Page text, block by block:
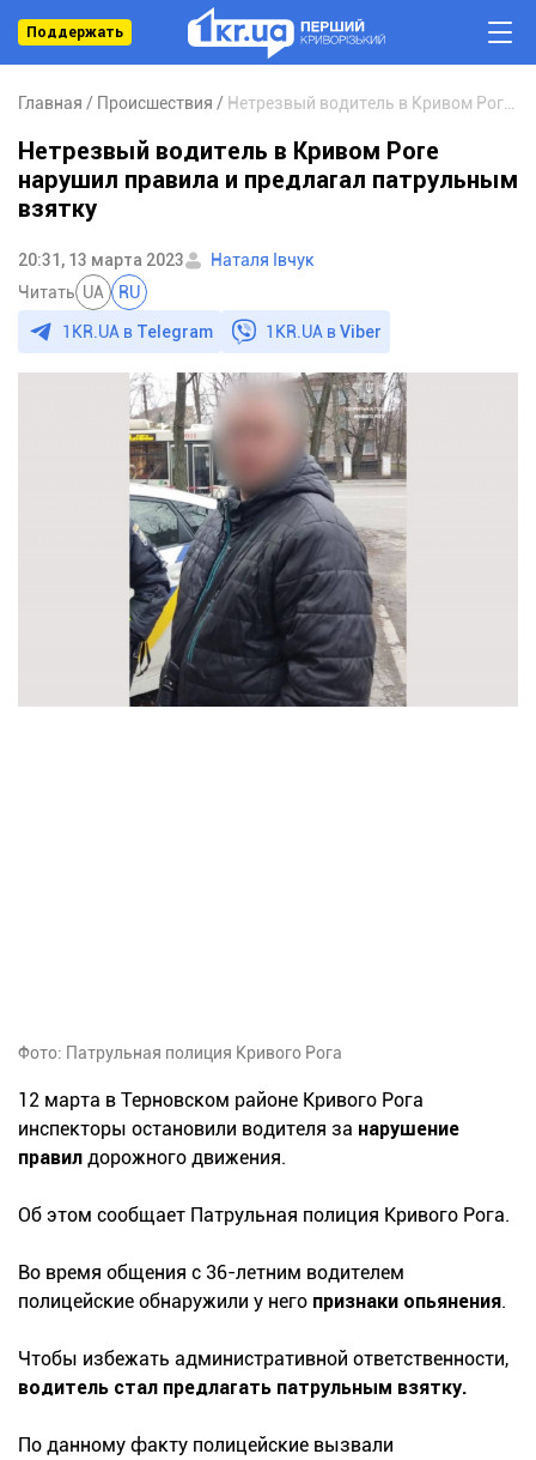
Поддержать
Главная Происшествия
Нетрезвый водитель в Кривом Роге
нарушил правила и предлагал патрульным
взятку
20:31, 13 марта 2023
Наталя Івчук
Читать UA RU
1KR.UA в Telegram 1KR.UA вViber
Фото: Патрульная полиция Кривого Рога
12 марта в Терновском районе Кривого Рога
инспекторы остановили водителя за нарушение
правил дорожного движения.
Об этом сообщает Патрульная полиция Кривого Рога.
Во время общения с 36-летним водителем
полицейские обнаружили у него признаки опьянения.
Чтобы избежать административной ответственности,
водитель стал предлагать патрульным взятку.
По данному факту полицейские вызвали